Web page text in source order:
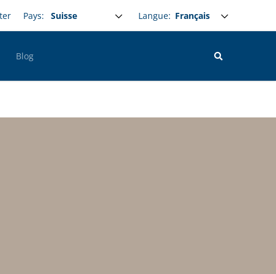
Pays: Langue: Select your language
Blog